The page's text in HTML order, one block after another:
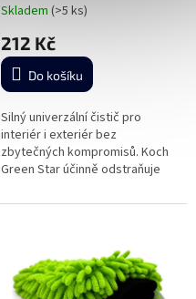
Průměrné
produktu
je
5,0
5
hvězdiček.
Skladem (>5 ks)
212 Kč
Do košíku
Silný univerzální čistič pro
interiér i exteriér bez
zbytečných kompromisů. Koch
Green Star účinně odstraňuje
nečistoty, přitom zůstává